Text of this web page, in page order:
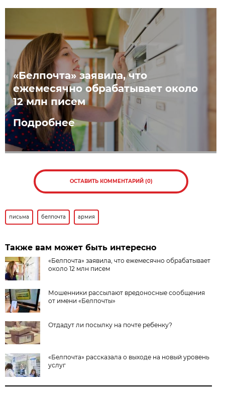
«Белпочта» заявила, что
ежемесячно обрабатывает около
12 млн писем
Подробнее
ОСТАВИТЬ КОММЕНТАРИЙ (0)
письма белпочта армия
Также вам может быть интересно
«Белпочта» заявила, что ежемесячно обрабатывает
около 12 млн писем
Мошенники рассылают вредоносные сообщения
от имени «Белпочты»
Отдадут ли посылку на почте ребенку?
«Белпочта» рассказала о выходе на новый уровень
услуг